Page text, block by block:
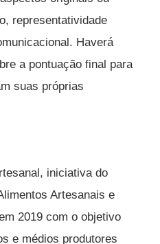
representatividade
Haverá
a pontuação final para
suas próprias
iniciativa do
Artesanais e
2019 com o objetivo
e médios produtores